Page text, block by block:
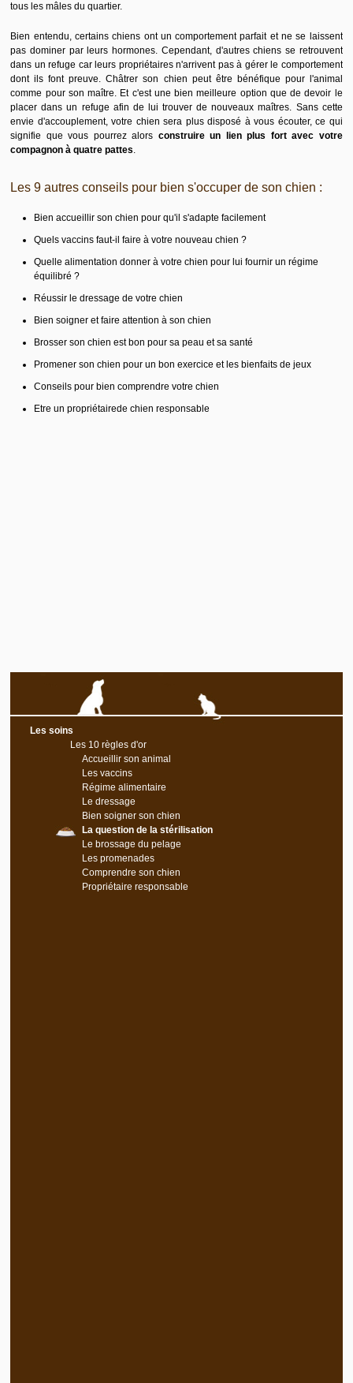
tous les mâles du quartier.
Bien entendu, certains chiens ont un comportement parfait et ne se laissent
pas dominer par leurs hormones. Cependant, d'autres chiens se retrouvent
dans un refuge car leurs propriétaires n'arrivent pas à gérer le comportement
dont ils font preuve. Châtrer son chien peut être bénéfique pour l'animal
comme pour son maître. Et c'est une bien meilleure option que de devoir le
placer dans un refuge afin de lui trouver de nouveaux maîtres. Sans cette
envie d'accouplement, votre chien sera plus disposé à vous écouter, ce qui
signifie que vous pourrez alors construire un lien plus fort avec votre
compagnon à quatre pattes.
Les 9 autres conseils pour bien s'occuper de son chien :
Bien accueillir son chien pour qu'il s'adapte facilement
Quels vaccins faut-il faire à votre nouveau chien ?
Quelle alimentation donner à votre chien pour lui fournir un régime
équilibré ?
Réussir le dressage de votre chien
Bien soigner et faire attention à son chien
Brosser son chien est bon pour sa peau et sa santé
Promener son chien pour un bon exercice et les bienfaits de jeux
Conseils pour bien comprendre votre chien
Etre un propriétairede chien responsable
Les soins
Les 10 règles d'or
Accueillir son animal
Les vaccins
Régime alimentaire
Le dressage
Bien soigner son chien
La question de la stérilisation
Le brossage du pelage
Les promenades
Comprendre son chien
Propriétaire responsable